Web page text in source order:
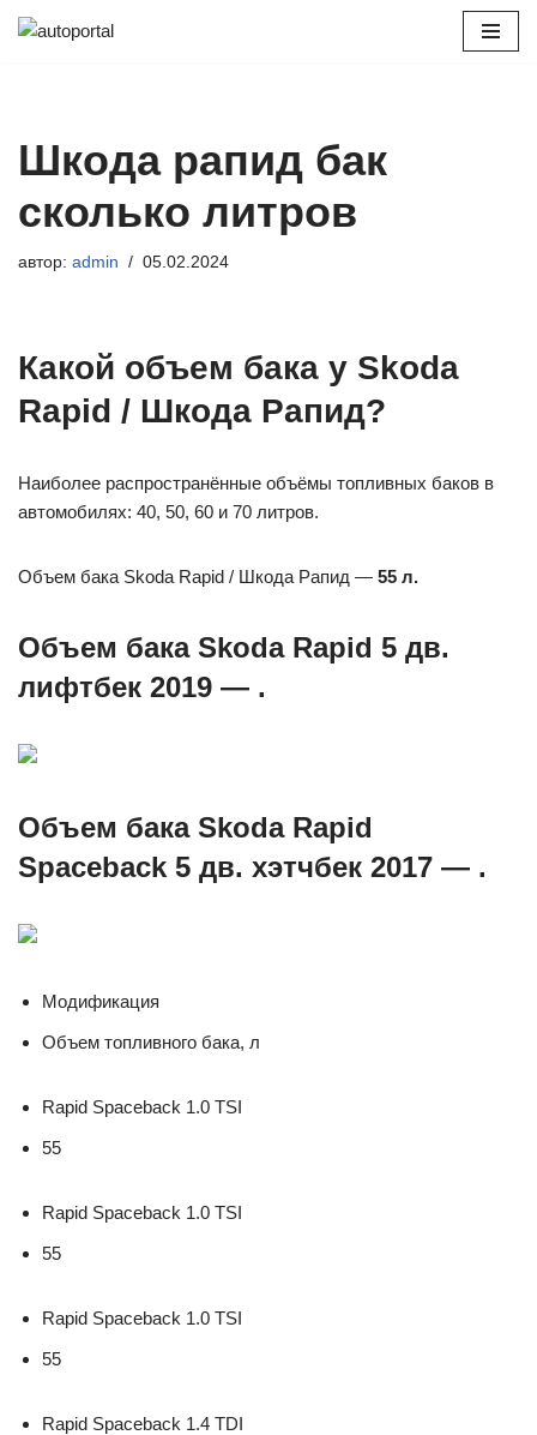
Шкода рапид бак
сколько литров
автор: admin 05.02.2024
Какой объем бака у Skoda
Rapid / Шкода Рапид?
Наиболее распространённые объёмы топливных баков в
автомобилях: 40, 50, 60 и 70 литров.
Объем бака Skoda Rapid / Шкода Рапид — 55 л.
Объем бака Skoda Rapid 5 дв.
лифтбек 2019 — .
Объем бака Skoda Rapid
Spaceback 5 дв. хэтчбек 2017 — .
Модификация
Объем топливного бака, л
Rapid Spaceback 1.0 TSI
55
Rapid Spaceback 1.0 TSI
55
Rapid Spaceback 1.0 TSI
55
Rapid Spaceback 1.4 TDI